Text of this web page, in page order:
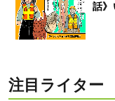
話》
注目ライター